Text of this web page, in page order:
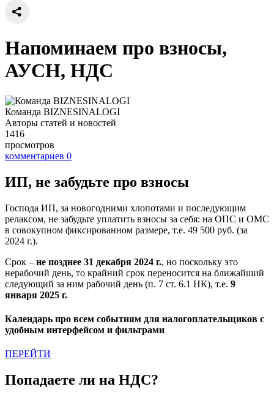
Напоминаем про взносы,
АУСН, НДС
Команда BIZNESINALOGI
Авторы статей и новостей
1416
просмотров
комментариев 0
ИП, не забудьте про взносы
Господа ИП, за новогодними хлопотами и последующим
релаксом, не забудьте уплатить взносы за себя: на ОПС и ОМС
в совокупном фиксированном размере, т.е. 49 500 руб. (за
2024 г.).
Срок – не позднее 31 декабря 2024 г., но поскольку это
нерабочий день, то крайний срок переносится на ближайший
следующий за ним рабочий день (п. 7 ст. 6.1 НК), т.е. 9
января 2025 г.
Календарь про всем событиям для налогоплательщиков с
удобным интерфейсом и фильтрами
ПЕРЕЙТИ
Попадаете ли на НДС?